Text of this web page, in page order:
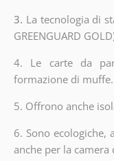
3. La tecnologia di
GREENGUARD
4. Le carte da
formazione di muffe.
5. Offrono anche
6. Sono ecologiche,
anche per la camera